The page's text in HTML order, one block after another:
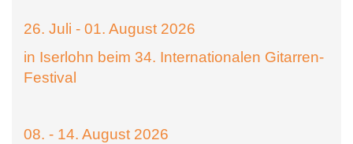
26. Juli - 01. August 2026
in Iserlohn beim 34. Internationalen Gitarren-
Festival
08. - 14. August 2026